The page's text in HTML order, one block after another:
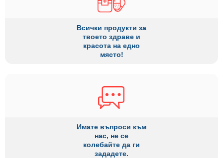
Всички продукти за
твоето здраве и
красота на едно
място!
Имате въпроси към
нас, не се
колебайте да ги
зададете.